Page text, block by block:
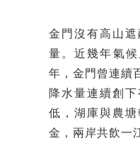
金門沒有高山
量。近幾年氣候
年，金門曾連續
降水量連續創
低，湖庫與農
金，兩岸共飲一